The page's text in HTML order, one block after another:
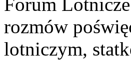
Forum
rozmów
lotniczym,